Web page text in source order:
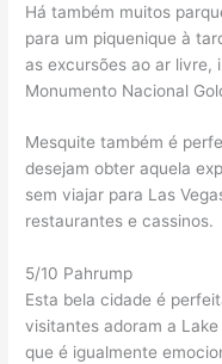
Há também muitos
para um piquenique à
as excursões ao ar livre,
Monumento Nacional
Mesquite também é
desejam obter aquela
sem viajar para Las
restaurantes e cassinos.
5/10 Pahrump
Esta bela cidade é
visitantes adoram a
que é igualmente